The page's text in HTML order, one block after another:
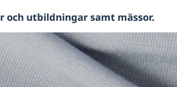
och utbildningar samt mässor.